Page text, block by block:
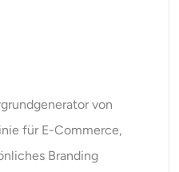
von
für E-Commerce,
Branding